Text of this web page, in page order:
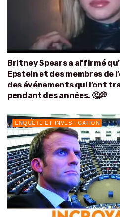
Britney Spears a affirmé
Epstein et des membres de
des événements qui l’ont
pendant des années. 🤔💭
ENQUÊTE ET INVESTIGATION